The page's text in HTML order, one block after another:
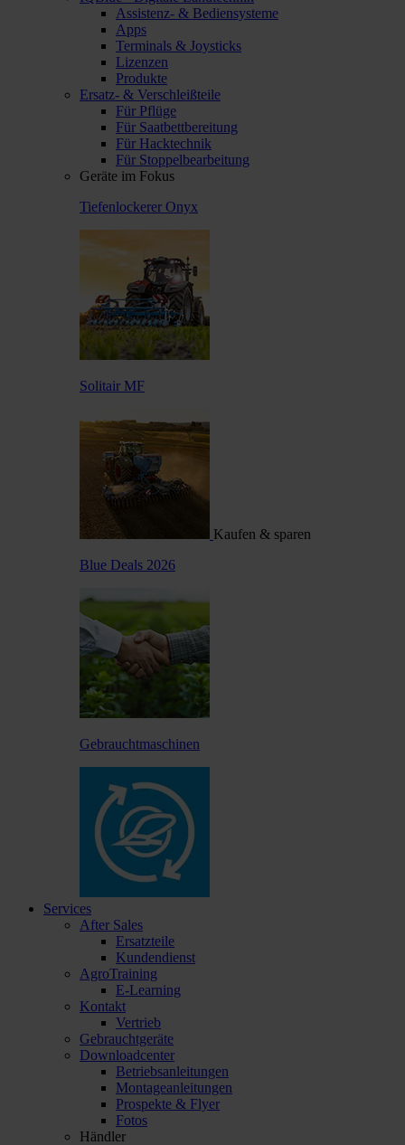
Assistenz- & Bediensysteme
Apps
Terminals & Joysticks
Lizenzen
Produkte
Ersatz- & Verschleißteile
Für Pflüge
Für Saatbettbereitung
Für Hacktechnik
Für Stoppelbearbeitung
Geräte im Fokus
Tiefenlockerer Onyx
Solitair MF
Kaufen & sparen
Blue Deals 2026
Gebrauchtmaschinen
Services
After Sales
Ersatzteile
Kundendienst
AgroTraining
E-Learning
Kontakt
Vertrieb
Gebrauchtgeräte
Downloadcenter
Betriebsanleitungen
Montageanleitungen
Prospekte & Flyer
Fotos
Händler